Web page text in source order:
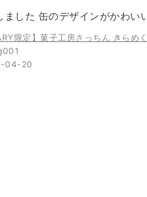
ました 缶のデザインがかわい
限定】菓子工房さっちん きらめ
04-20